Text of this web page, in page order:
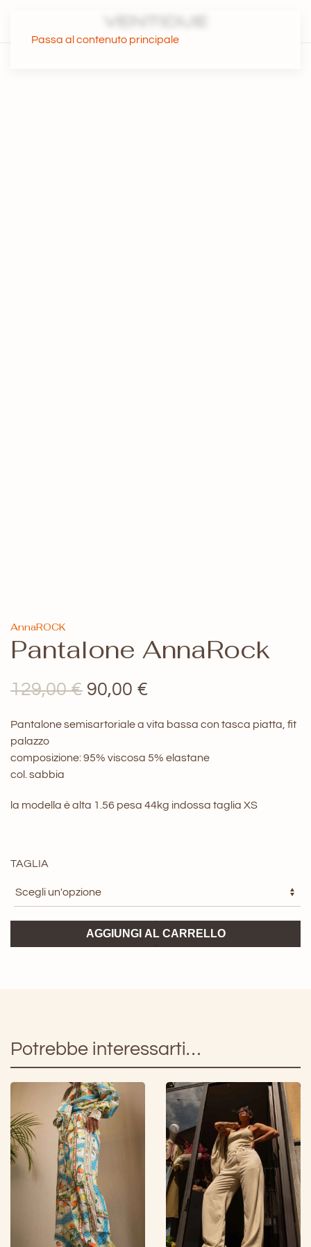
Passa al contenuto principale
AnnaROCK
Pantalone AnnaRock
129,00€ Il
era:
90,00 €
è:
Pantalone semisartoriale a vita bassa con tasca piatta, fit
palazzo
composizione: 95% viscosa 5% elastane
col. sabbia
la modella è alta 1.56 pesa 44kg indossa taglia XS
TAGLIA
AnnaRock
AGGIUNGI AL CARRELLO
Potrebbe interessarti…